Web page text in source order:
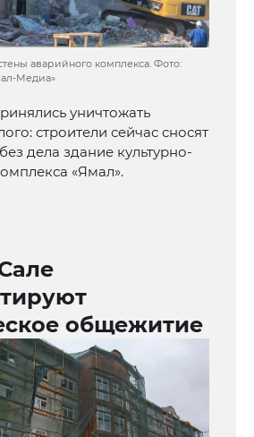
аварийного комплекса. Фото:
Медиа»
уничтожать
строители сейчас сносят
дела здание культурно-
«Ямал».
общежитие